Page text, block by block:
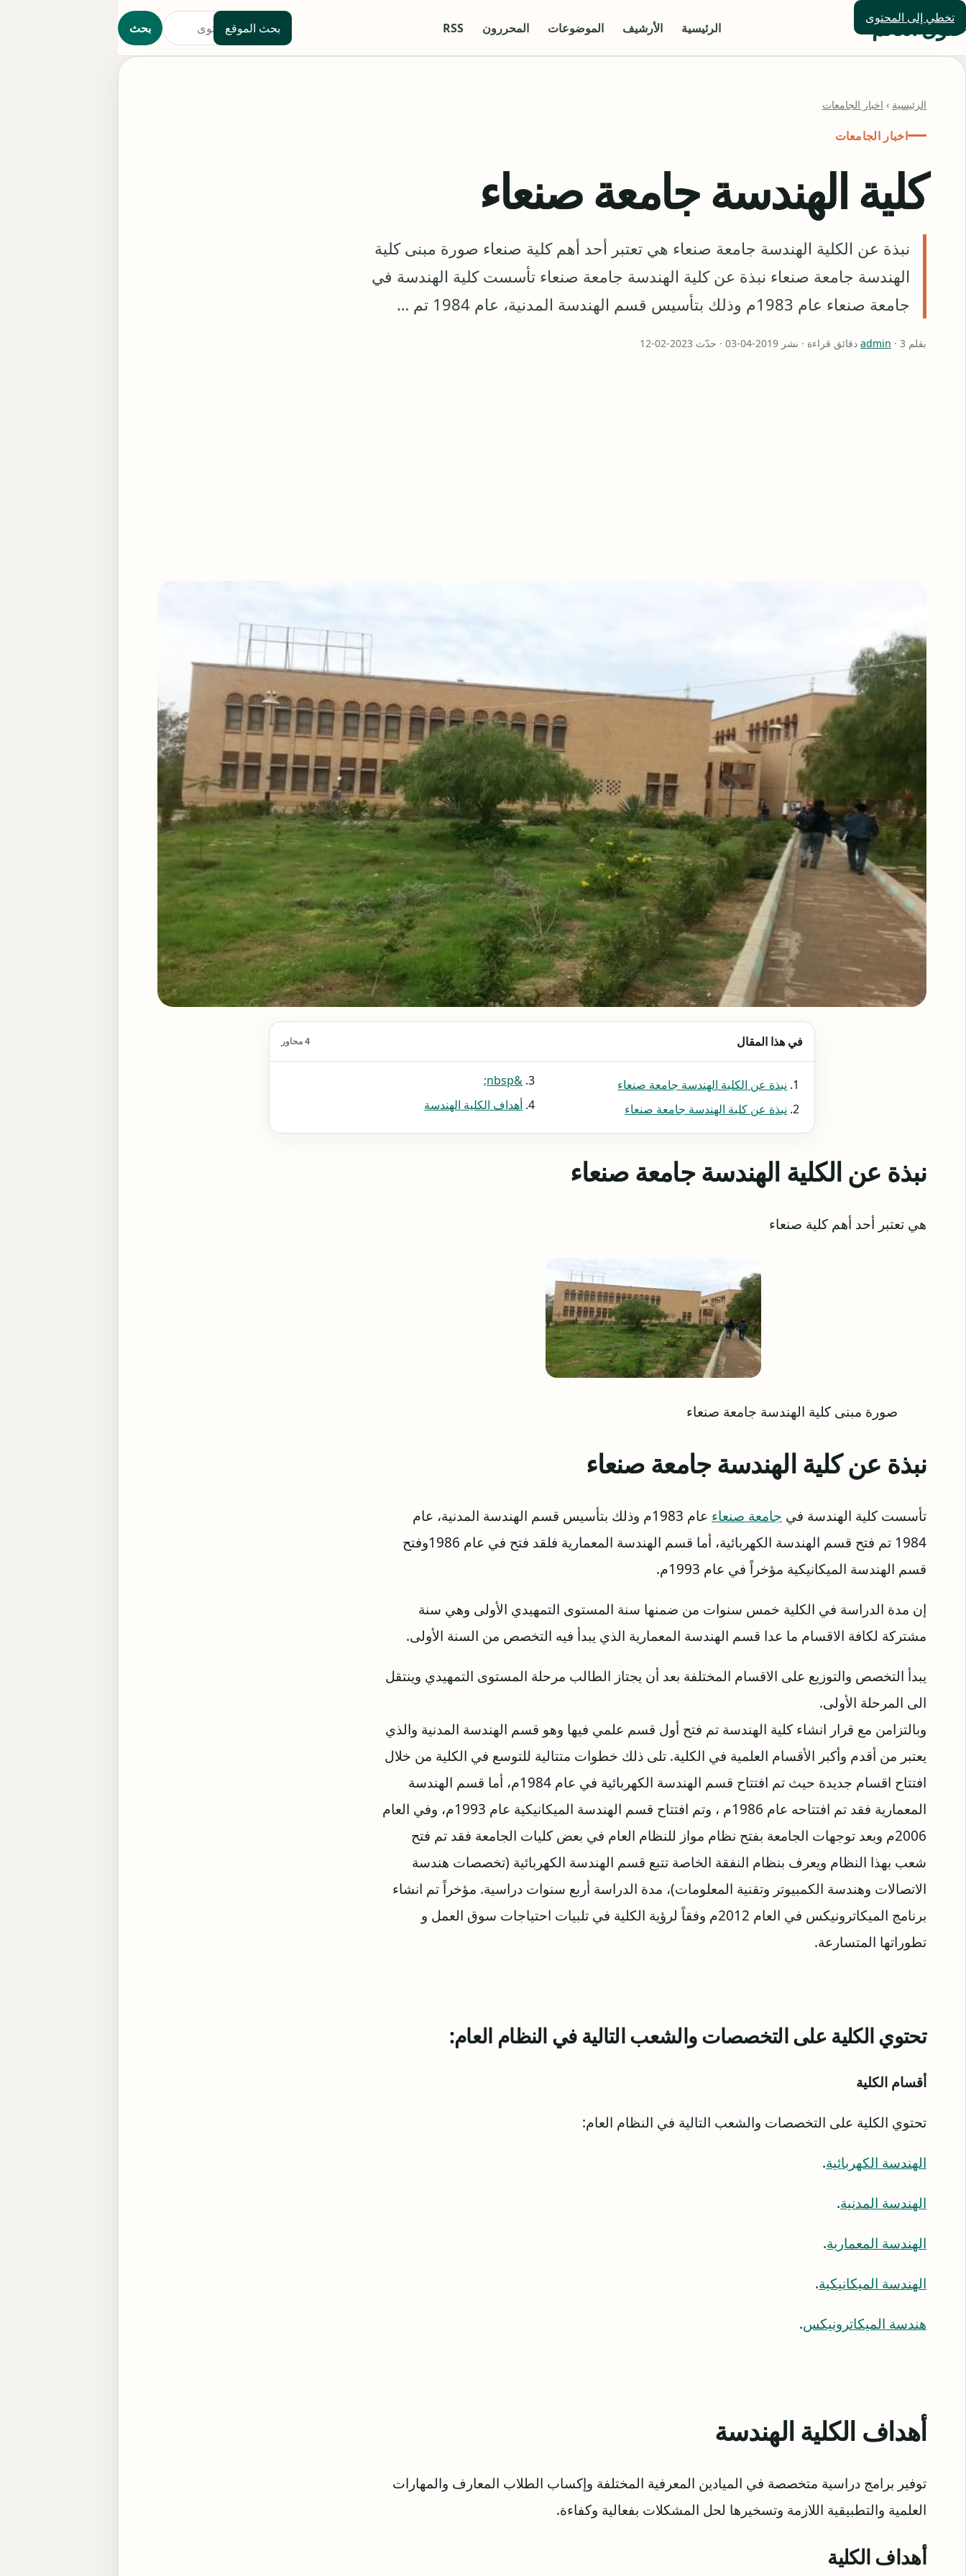
تخطي إلى المحتوى
حلول العالم الرئيسية الأرشيف الموضوعات المحررون RSS بحث الموقع بحث
الرئيسية › اخبار الجامعات
اخبار الجامعات
كلية الهندسة جامعة صنعاء
نبذة عن الكلية الهندسة جامعة صنعاء هي تعتبر أحد أهم كلية صنعاء صورة مبنى كلية
الهندسة جامعة صنعاء نبذة عن كلية الهندسة جامعة صنعاء تأسست كلية الهندسة في
جامعة صنعاء عام 1983م وذلك بتأسيس قسم الهندسة المدنية، عام 1984 تم …
بقلم admin · 3 دقائق قراءة · نشر 2019-04-03 · حدّث 2023-02-12
في هذا المقال 4 محاور
نبذة عن الكلية الهندسة جامعة صنعاء
نبذة عن كلية الهندسة جامعة صنعاء
&nbsp;
أهداف الكلية الهندسة
نبذة عن الكلية الهندسة جامعة صنعاء
هي تعتبر أحد أهم كلية صنعاء
صورة مبنى كلية الهندسة جامعة صنعاء
نبذة عن كلية الهندسة جامعة صنعاء
تأسست كلية الهندسة في جامعة صنعاء
عام 1983م وذلك بتأسيس قسم الهندسة المدنية، عام
1984 تم فتح قسم الهندسة الكهربائية، أما قسم الهندسة المعمارية فلقد فتح في عام 1986وفتح
قسم الهندسة الميكانيكية مؤخراً في عام 1993م.
إن مدة الدراسة في الكلية خمس سنوات من ضمنها سنة المستوى التمهيدي الأولى وهي سنة
مشتركة لكافة الاقسام ما عدا قسم الهندسة المعمارية الذي يبدأ فيه التخصص من السنة الأولى.
يبدأ التخصص والتوزيع على الاقسام المختلفة بعد أن يجتاز الطالب مرحلة المستوى التمهيدي وينتقل
الى المرحلة الأولى.
وبالتزامن مع قرار انشاء كلیة الھندسة تم فتح أول قسم علمي فیھا وھو قسم الھندسة المدنیة والذي
یعتبر من أقدم وأكبر الأقسام العلمیة في الكلیة. تلى ذلك خطوات متتالیة للتوسع في الكلیة من خلال
افتتاح اقسام جدیدة حیث تم افتتاح قسم الھندسة الكھربائیة في عام 1984م، أما قسم الھندسة
المعماریة فقد تم افتتاحه عام 1986م ، وتم افتتاح قسم الھندسة المیكانیكیة عام 1993م، وفي العام
2006م وبعد توجھات الجامعة بفتح نظام مواز للنظام العام في بعض كلیات الجامعة فقد تم فتح
شعب بھذا النظام ویعرف بنظام النفقة الخاصة تتبع قسم الھندسة الكھربائیة (تخصصات ھندسة
الاتصالات وھندسة الكمبیوتر وتقنیة المعلومات)، مدة الدراسة أربع سنوات دراسیة. مؤخراً تم انشاء
برنامج المیكاترونیكس في العام 2012م وفقاً لرؤیة الكلیة في تلبیات احتیاجات سوق العمل و
تطوراتھا المتسارعة.
تحتوي الكلية على التخصصات والشعب التالية في النظام العام:
أقسام الكلية
تحتوي الكلية على التخصصات والشعب التالية في النظام العام:
الهندسة الكهربائية.
الهندسة المدنية.
الهندسة المعمارية.
الهندسة الميكانيكية.
هندسة الميكاترونيكس.
أهداف الكلية الهندسة
توفير برامج دراسية متخصصة في الميادين المعرفية المختلفة وإكساب الطلاب المعارف والمهارات
العلمية والتطبيقية اللازمة وتسخيرها لحل المشكلات بفعالية وكفاءة.
أهداف الكلية